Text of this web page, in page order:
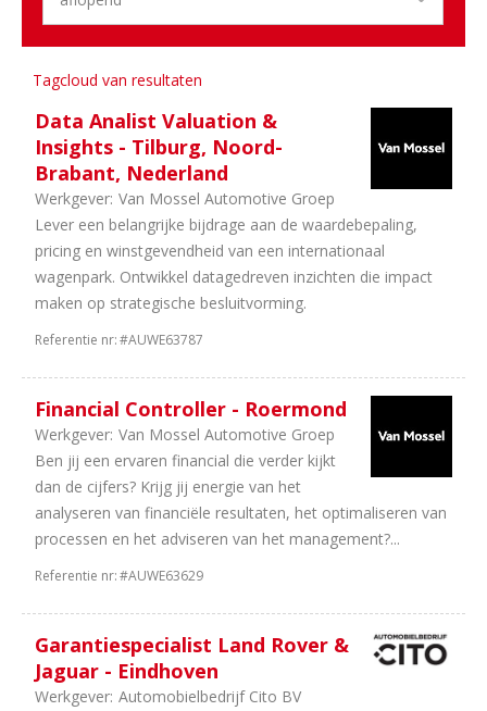
Sector
Duurzame
Dealerholdings
Personenauto's
Bedrijfsauto's
Leasing
Schadeherstel
Trucks
Bus
Onderdelen
wielen
Finance
Tagcloud van resultaten
Data Analist Valuation &
Insights - Tilburg, Noord-
Brabant, Nederland
Werkgever: Van Mossel Automotive Groep
Lever een belangrijke bijdrage aan de waardebepaling,
pricing en winstgevendheid van een internationaal
wagenpark. Ontwikkel datagedreven inzichten die impact
maken op strategische besluitvorming.
Referentie nr:#AUWE63787
Financial Controller - Roermond
Werkgever: Van Mossel Automotive Groep
Ben jij een ervaren financial die verder kijkt
dan de cijfers? Krijg jij energie van het
analyseren van financiële resultaten, het optimaliseren van
processen en het adviseren van het management?...
Referentie nr:#AUWE63629
Garantiespecialist Land Rover &
Jaguar - Eindhoven
Werkgever: Automobielbedrijf Cito BV